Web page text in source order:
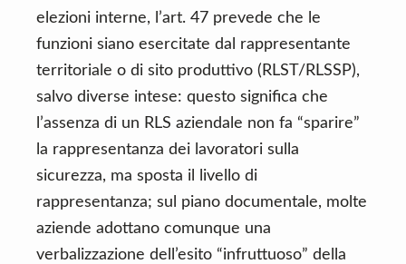
elezioni interne, l’art. 47 prevede che le
funzioni siano esercitate dal rappresentante
territoriale o di sito produttivo (RLST/RLSSP),
salvo diverse intese: questo significa che
l’assenza di un RLS aziendale non fa “sparire”
la rappresentanza dei lavoratori sulla
sicurezza, ma sposta il livello di
rappresentanza; sul piano documentale, molte
aziende adottano comunque una
verbalizzazione dell’esito “infruttuoso” della